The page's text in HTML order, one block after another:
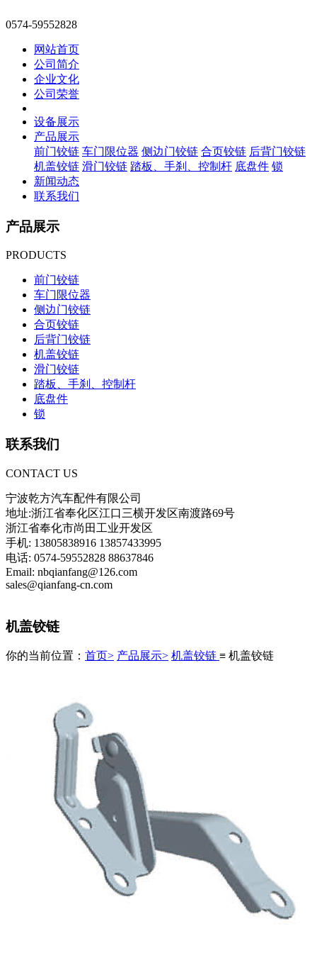
0574-59552828
网站首页
公司简介
企业文化
公司荣誉
设备展示
产品展示
前门铰链 车门限位器 侧边门铰链 合页铰链 后背门铰链
机盖铰链 滑门铰链 踏板、手刹、控制杆 底盘件 锁
新闻动态
联系我们
产品展示
PRODUCTS
前门铰链
车门限位器
侧边门铰链
合页铰链
后背门铰链
机盖铰链
滑门铰链
踏板、手刹、控制杆
底盘件
锁
联系我们
CONTACT US
宁波乾方汽车配件有限公司
地址:浙江省奉化区江口三横开发区南渡路69号
浙江省奉化市尚田工业开发区
手机: 13805838916 13857433995
电话: 0574-59552828 88637846
Email: nbqianfang@126.com
sales@qianfang-cn.com
机盖铰链
你的当前位置： 首页> 产品展示> 机盖铰链 ≡ 机盖铰链